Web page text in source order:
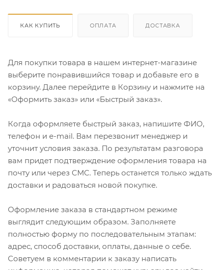
КАК КУПИТЬ ОПЛАТА ДОСТАВКА
Для покупки товара в нашем интернет-магазине
выберите понравившийся товар и добавьте его в
корзину. Далее перейдите в Корзину и нажмите на
«Оформить заказ» или «Быстрый заказ».
Когда оформляете быстрый заказ, напишите ФИО,
телефон и e-mail. Вам перезвонит менеджер и
уточнит условия заказа. По результатам разговора
вам придет подтверждение оформления товара на
почту или через СМС. Теперь останется только ждать
доставки и радоваться новой покупке.
Оформление заказа в стандартном режиме
выглядит следующим образом. Заполняете
полностью форму по последовательным этапам:
адрес, способ доставки, оплаты, данные о себе.
Советуем в комментарии к заказу написать